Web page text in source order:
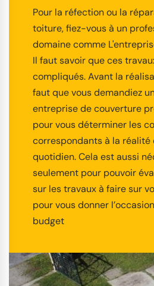
Pour la réfection ou la
toiture, fiez-vous à un
domaine comme
Il faut savoir que ces
compliqués. Avant la
faut que vous demandiez
entreprise de couverture
pour vous déterminer les
correspondants à la réalité
quotidien. Cela est aussi
seulement pour pouvoir
sur les travaux à faire sur
pour vous donner
budget